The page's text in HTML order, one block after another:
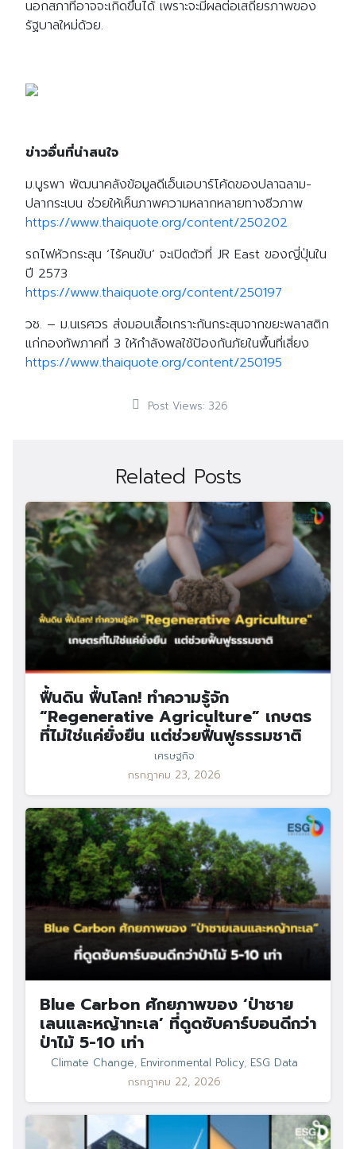
Search
นอกสภาที่อาจจะเกิดขึ้นได้ เพราะจะมีผลต่อเสถียรภาพของ
รัฐบาลใหม่ด้วย.
ข่าวอื่นที่น่าสนใจ
ม.บูรพา พัฒนาคลังข้อมูลดีเอ็นเอบาร์โค้ดของปลาฉลาม-
ปลากระเบน ช่วยให้เห็นภาพความหลากหลายทางชีวภาพ
https://www.thaiquote.org/content/250202
รถไฟหัวกระสุน ‘ไร้คนขับ’ จะเปิดตัวที่ JR East ของญี่ปุ่นใน
ปี 2573
https://www.thaiquote.org/content/250197
วช. – ม.นเรศวร ส่งมอบเสื้อเกราะกันกระสุนจากขยะพลาสติก
แก่กองทัพภาคที่ 3 ให้กำลังพลใช้ป้องกันภัยในพื้นที่เสี่ยง
https://www.thaiquote.org/content/250195
Post Views: 326
Related Posts
ฟื้นดิน ฟื้นโลก! ทำความรู้จัก
“Regenerative Agriculture” เกษตร
ที่ไม่ใช่แค่ยั่งยืน แต่ช่วยฟื้นฟูธรรมชาติ
เศรษฐกิจ
กรกฎาคม 23, 2026
Blue Carbon ศักยภาพของ ‘ป่าชาย
เลนและหญ้าทะเล’ ที่ดูดซับคาร์บอนดีกว่า
ป่าไม้ 5-10 เท่า
Climate Change, Environmental Policy, ESG Data
กรกฎาคม 22, 2026